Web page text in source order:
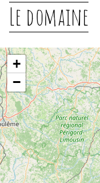
Le domaine
+
−